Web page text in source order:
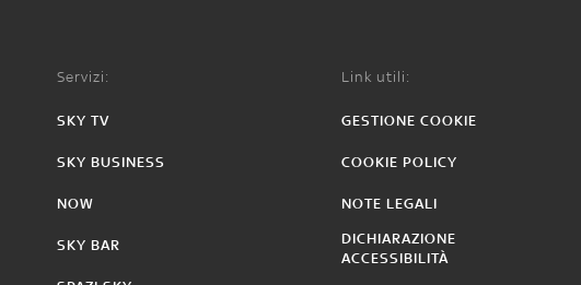
Servizi:
SKY TV
SKY BUSINESS
NOW
SKY BAR
Link utili:
GESTIONE COOKIE
COOKIE POLICY
NOTE LEGALI
DICHIARAZIONE
ACCESSIBILITÀ